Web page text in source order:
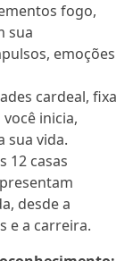
fogo,
sua
emoções
cardeal, fixa
inicia,
sua vida.
12 casas
desde a
e a carreira.